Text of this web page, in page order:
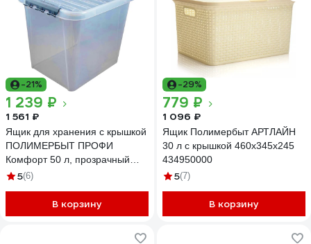
-21%
1 239 ₽
1 561 ₽
Ящик для хранения с крышкой
ПОЛИМЕРБЫТ ПРОФИ
Комфорт 50 л, прозрачный
63200796 437960000
5(6)
В корзину
-29%
779 ₽
1 096 ₽
Ящик Полимербыт АРТЛАЙН
30 л с крышкой 460x345x245
434950000
5(7)
В корзину